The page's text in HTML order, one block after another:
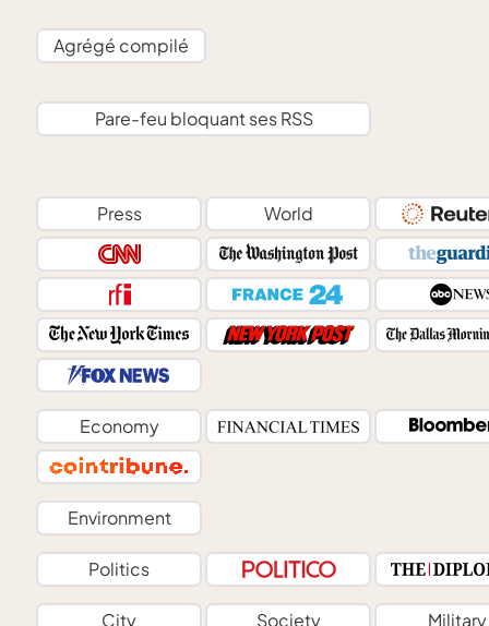
Agrégé compilé
Pare-feu bloquant ses RSS
Press World
Economy
Environment
Politics
City Society Military